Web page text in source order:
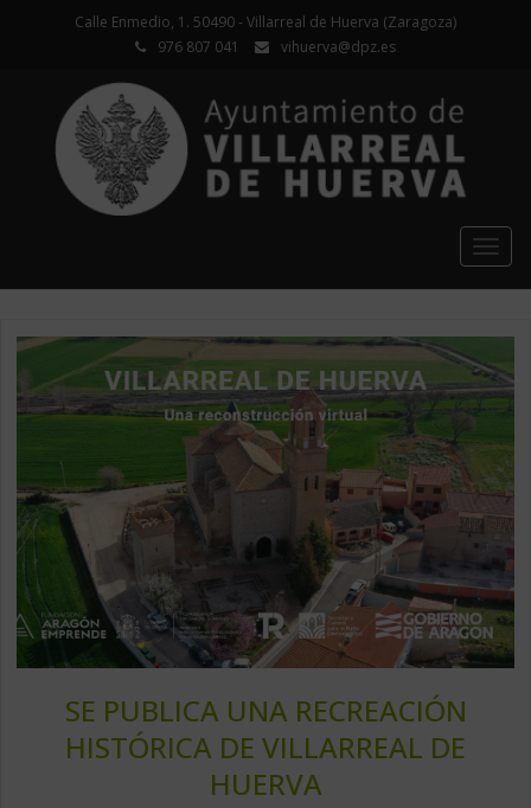
Calle Enmedio, 1. 50490 - Villarreal de Huerva (Zaragoza)
976 807 041
vihuerva@dpz.es
SE PUBLICA UNA RECREACIÓN
HISTÓRICA DE VILLARREAL DE
HUERVA